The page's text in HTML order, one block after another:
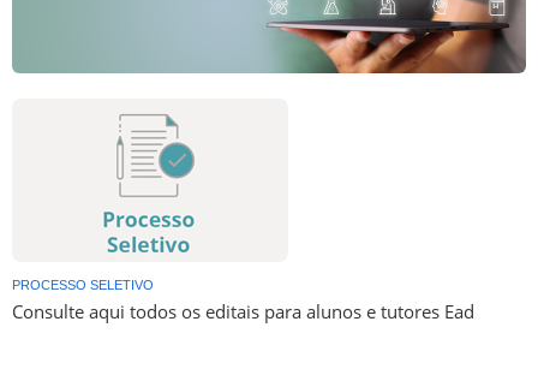
PROCESSO SELETIVO
Consulte aqui todos os editais para alunos e tutores Ead